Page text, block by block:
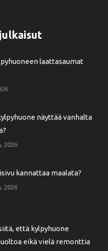
laattasaumat
näyttää vanhalta
2026
kannattaa maalata?
2026
että kylpyhuone
eikä vielä remonttia